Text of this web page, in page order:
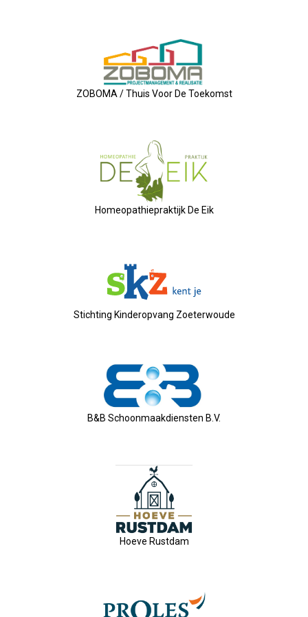
Kascontrole
Flessenpost
UBO-Register (!!)
Netwerkontbijt Rijneke Boulevard
Save The Date(s)
Nieuw Bestuur
18-09-2026 Bedrijfsbezoek
20-11-2026 Dag Van De Ondernemer
15-04-2026 ALV!
ZOBOMA / Thuis Voor De Toekomst
Homeopathiepraktijk De Eik
Stichting Kinderopvang Zoeterwoude
B&B Schoonmaakdiensten B.V.
Hoeve Rustdam